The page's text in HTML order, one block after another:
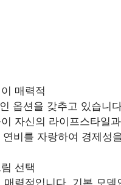
매력적
옵션을 갖추고 있습니
자신의 라이프스타일
비를 자랑하여 경제성
선택